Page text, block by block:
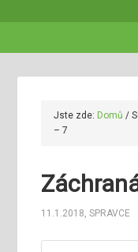
Jste zde: Domů /
– 7
11.1.2018,SPRAVCE